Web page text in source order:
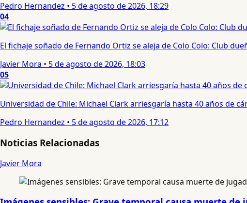
Pedro Hernandez • 5 de agosto de 2026, 18:29
04
El fichaje soñado de Fernando Ortiz se aleja de Colo Colo: Club
Javier Mora • 5 de agosto de 2026, 18:03
05
Universidad de Chile: Michael Clark arriesgaría hasta 40 años de
Pedro Hernandez • 5 de agosto de 2026, 17:12
Noticias Relacionadas
Javier Mora